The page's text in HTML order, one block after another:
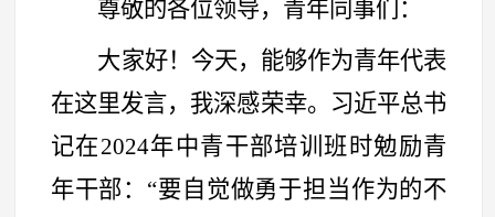
尊敬的各位领导，青年同事们：
大家好！今天，能够作为青年代表
在这里发言，我深感荣幸。习近平总书
记在2024年中青干部培训班时勉励青
年干部： “要自觉做勇于担当作为的不